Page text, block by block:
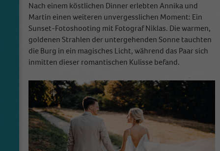
Nach einem köstlichen Dinner erlebten Annika und
Martin einen weiteren unvergesslichen Moment: Ein
Sunset-Fotoshooting mit Fotograf Niklas. Die warmen,
goldenen Strahlen der untergehenden Sonne tauchten
die Burg in ein magisches Licht, während das Paar sich
inmitten dieser romantischen Kulisse befand.